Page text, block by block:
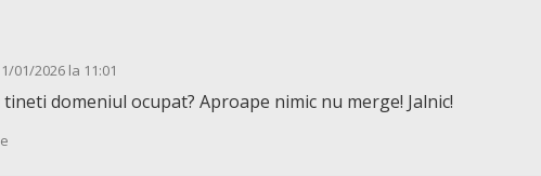
01/2026 la 11:01
tineti domeniul ocupat? Aproape nimic nu merge! Jalnic!